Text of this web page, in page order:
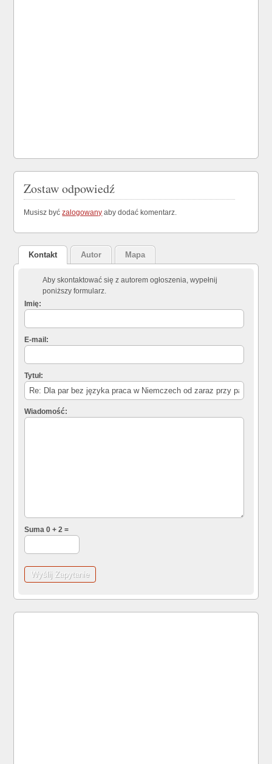
Zostaw odpowiedź
Musisz byćzalogowany aby dodać komentarz.
Kontakt Autor Mapa
Aby skontaktować się z autorem ogłoszenia, wypełnij
poniższy formularz.
Imię:
E-mail:
Tytuł:
Wiadomość:
Suma 0 + 2 =